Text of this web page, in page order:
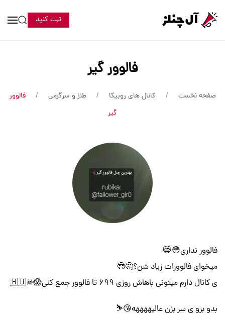
ثبت کنید
فالوور گیر
صفحه نخست کانال های روبیکا طنز و سرگرمی
فالوور
گیر
فالوور نداری😳😹
میخوای فالوورات زیاد شن؟🤔😎
ی کانال دارم میتونی باهاش روزی ۶۹۹ تا فالوور جمع کنی😱☠🇭🇺
بدو برو ی سر بزن عالیههههه😘⛷